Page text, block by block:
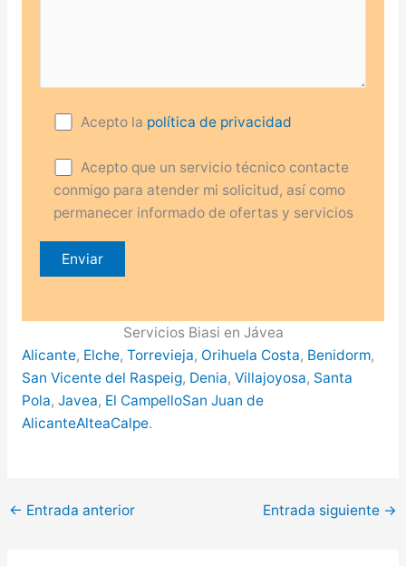
Acepto la política de privacidad
Acepto que un servicio técnico contacte
conmigo para atender mi solicitud, así como
permanecer informado de ofertas y servicios
Servicios Biasi en Jávea
Alicante, Elche, Torrevieja, Orihuela Costa, Benidorm,
San Vicente del Raspeig, Denia, Villajoyosa, Santa
Pola, Javea, El CampelloSan Juan de
AlicanteAlteaCalpe.
← Entrada anterior Entrada siguiente →